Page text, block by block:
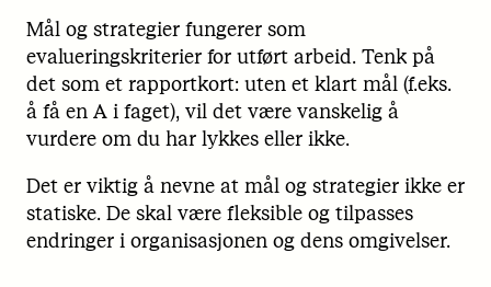
Mål og strategier fungerer som
evalueringskriterier for utført arbeid. Tenk på
det som et rapportkort: uten et klart mål (f.eks.
å få en A i faget), vil det være vanskelig å
vurdere om du har lykkes eller ikke.
Det er viktig å nevne at mål og strategier ikke er
statiske. De skal være fleksible og tilpasses
endringer i organisasjonen og dens omgivelser.